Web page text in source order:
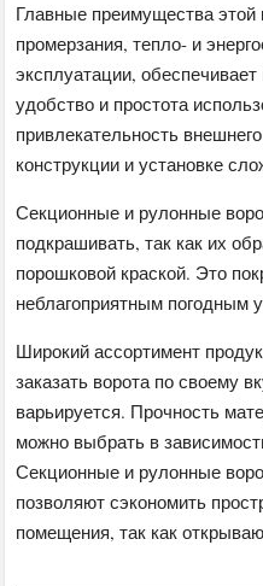
Главные преимущества этой
промерзания, тепло- и
эксплуатации,
удобство и простота
привлекательность
конструкции и установке
Секционные и рулонные
подкрашивать, так как их
порошковой краской. Это
неблагоприятным погодным
Широкий ассортимент
заказать ворота по своему
варьируется. Прочность
можно выбрать в
Секционные и рулонные
позволяют сэкономить
помещения, так как